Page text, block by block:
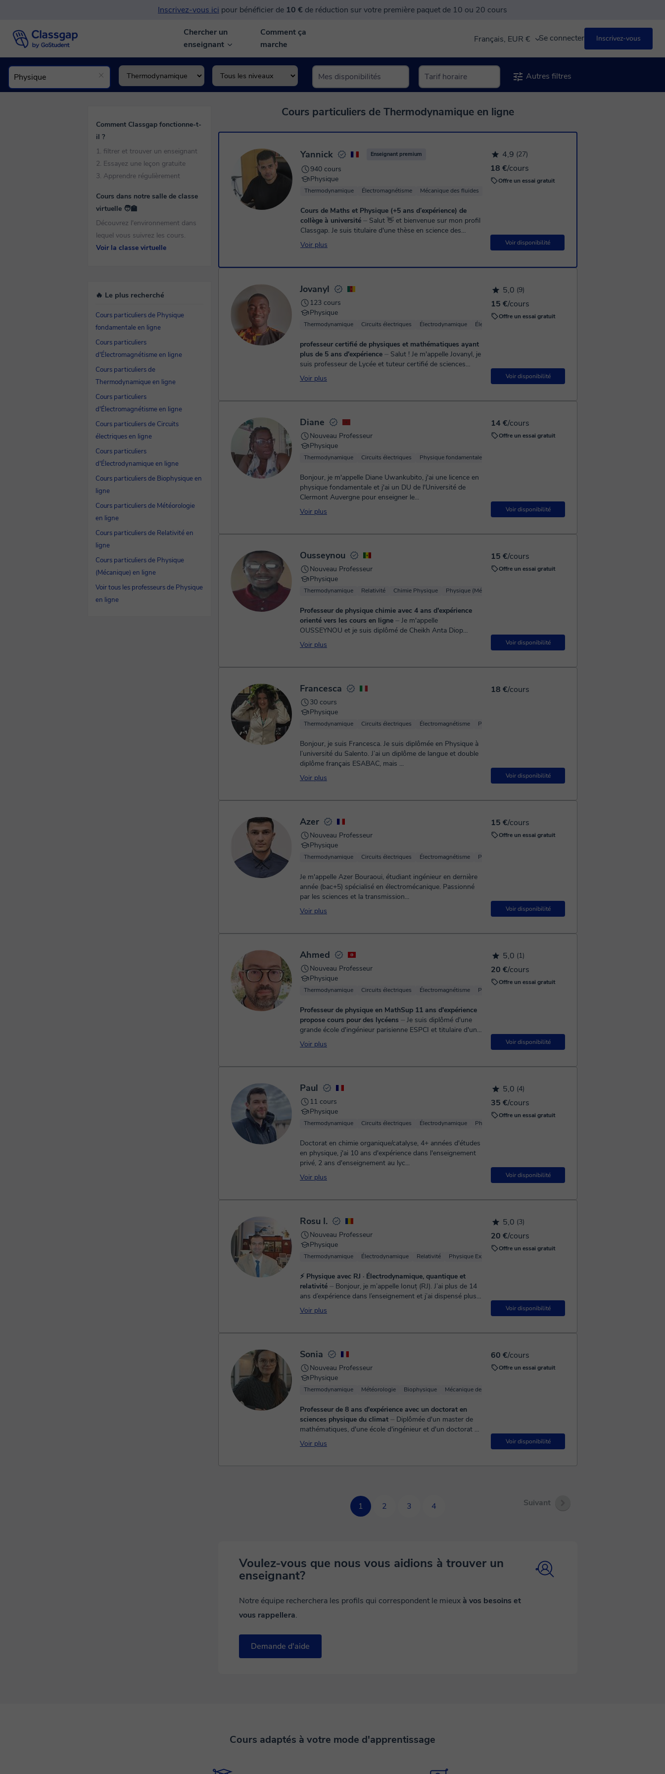
Inscrivez-vous ici pour bénéficier de 10 € de réduction sur votre première paquet de 10 ou 20 cours
Chercher un
enseignant
Comment ça
marche
Français, EUR € Se connecter Inscrivez-vous
Autres filtres
Cours particuliers de Thermodynamique en ligne
4,9 (27)
18 €/cours
Offre un essai gratuit
Voir disponibilité
Yannick Enseignant premium
940 cours
Physique
Thermodynamique Électromagnétisme Mécanique des fluides
Cours de Maths et Physique (+5 ans d’expérience) de
collège à université ⏤ Salut 👋 et bienvenue sur mon profil
Classgap. Je suis titulaire d'une thèse en science des
matériaux, avec une solide expérience en enseignement et
...
Voir plus
5,0 (9)
15 €/cours
Offre un essai gratuit
Voir disponibilité
Jovanyl
123 cours
Physique
Thermodynamique Circuits électriques Électrodynamique Électromagnétisme
professeur certifié de physiques et mathématiques ayant
plus de 5 ans d'expérience ⏤ Salut ! Je m'appelle Jovanyl, je
suis professeur de Lycée et tuteur certifié de sciences
physiques et mathématiques titulaire d'un baccalauré...
Voir plus
14 €/cours
Offre un essai gratuit
Voir disponibilité
Diane
Nouveau Professeur
Physique
Thermodynamique Circuits électriques Physique fondamentale
Bonjour, je m'appelle Diane Uwankubito, j'ai une licence en
physique fondamentale et j'ai un DU de l'Université de
Clermont Auvergne pour enseigner le...
Voir plus
15 €/cours
Offre un essai gratuit
Voir disponibilité
Ousseynou
Nouveau Professeur
Physique
Thermodynamique Relativité Chimie Physique Physique (Mécanique)
Professeur de physique chimie avec 4 ans d'expérience
orienté vers les cours en ligne ⏤ Je m'appelle
OUSSEYNOU et je suis diplômé de Cheikh Anta Diop
université. Au cours des dernières années ou des derniers
mois, j'ai acquis une expérien...
Voir plus
18 €/cours
Voir disponibilité
Francesca
30 cours
Physique
Thermodynamique Circuits électriques Électromagnétisme Physique Expérimentale
Bonjour, je suis Francesca. Je suis diplômée en Physique à
l’université du Salento. J’ai un diplôme de langue et double
diplôme français ESABAC, mais ...
Voir plus
15 €/cours
Offre un essai gratuit
Voir disponibilité
Azer
Nouveau Professeur
Physique
Thermodynamique Circuits électriques Électromagnétisme Physique fondamentale
Je m'appelle Azer Bouraoui, étudiant ingénieur en dernière
année (bac+5) spécialisé en électromécanique. Passionné
par les sciences et la transmission...
Voir plus
5,0 (1)
20 €/cours
Offre un essai gratuit
Voir disponibilité
Ahmed
Nouveau Professeur
Physique
Thermodynamique Circuits électriques Électromagnétisme Physique optique
Professeur de physique en MathSup 11 ans d'expérience
propose cours pour des lycéens ⏤ Je suis diplômé d'une
grande école d'ingénieur parisienne ESPCI et titulaire d'un
doctorat de l’École des Mines de Saint-Étienne. J'ai
commencé l'aven...
Voir plus
5,0 (4)
35 €/cours
Offre un essai gratuit
Voir disponibilité
Paul
11 cours
Physique
Thermodynamique Circuits électriques Électrodynamique Physique fondamentale
Doctorat en chimie organique/catalyse, 4+ années d'études
en physique, j'ai 10 ans d'expérience dans l'enseignement
privé, 2 ans d'enseignement au lyc...
Voir plus
5,0 (3)
20 €/cours
Offre un essai gratuit
Voir disponibilité
Rosu I.
Nouveau Professeur
Physique
Thermodynamique Électrodynamique Relativité Physique Expérimentale
⚡ Physique avec RJ · Électrodynamique, quantique et
relativité ⏤ Bonjour, je m’appelle Ionuț (RJ). J’ai plus de 14
ans d’expérience dans l’enseignement et j’ai dispensé plus
de 30 000 cours en mathématiques et phy...
Voir plus
60 €/cours
Offre un essai gratuit
Voir disponibilité
Sonia
Nouveau Professeur
Physique
Thermodynamique Météorologie Biophysique Mécanique des fluides
Professeur de 8 ans d'expérience avec un doctorat en
sciences physique du climat ⏤ Diplômée d'un master de
mathématiques, d'une école d'ingénieur et d'un doctorat en
sciences du climat. J'ai donné pendant 3 ans des cours à
l'universi...
Voir plus
1 2 3 4 Suivant
Voulez-vous que nous vous aidions à trouver un
enseignant?
Notre équipe recherchera les profils qui correspondent le mieux à vos besoins et
vous rappellera.
Demande d'aide
Comment Classgap fonctionne-t-
il ?
1. filtrer et trouver un enseignant
2. Essayez une leçon gratuite
3. Apprendre régulièrement
Cours dans notre salle de classe
virtuelle 🧑‍🏫
Découvrez l'environnement dans
lequel vous suivrez les cours.
Voir la classe virtuelle
🔥 Le plus recherché
Cours particuliers de Physique
fondamentale en ligne
Cours particuliers
d'Électromagnétisme en ligne
Cours particuliers de
Thermodynamique en ligne
Cours particuliers
d'Électromagnétisme en ligne
Cours particuliers de Circuits
électriques en ligne
Cours particuliers
d'Électrodynamique en ligne
Cours particuliers de Biophysique en
ligne
Cours particuliers de Météorologie
en ligne
Cours particuliers de Relativité en
ligne
Cours particuliers de Physique
(Mécanique) en ligne
Voir tous les professeurs de Physique
en ligne
Cours adaptés à votre mode d'apprentissage